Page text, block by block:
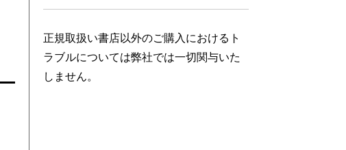
正規取扱い書店以外のご購入におけるト
ラブルについては弊社では一切関与いた
しません。